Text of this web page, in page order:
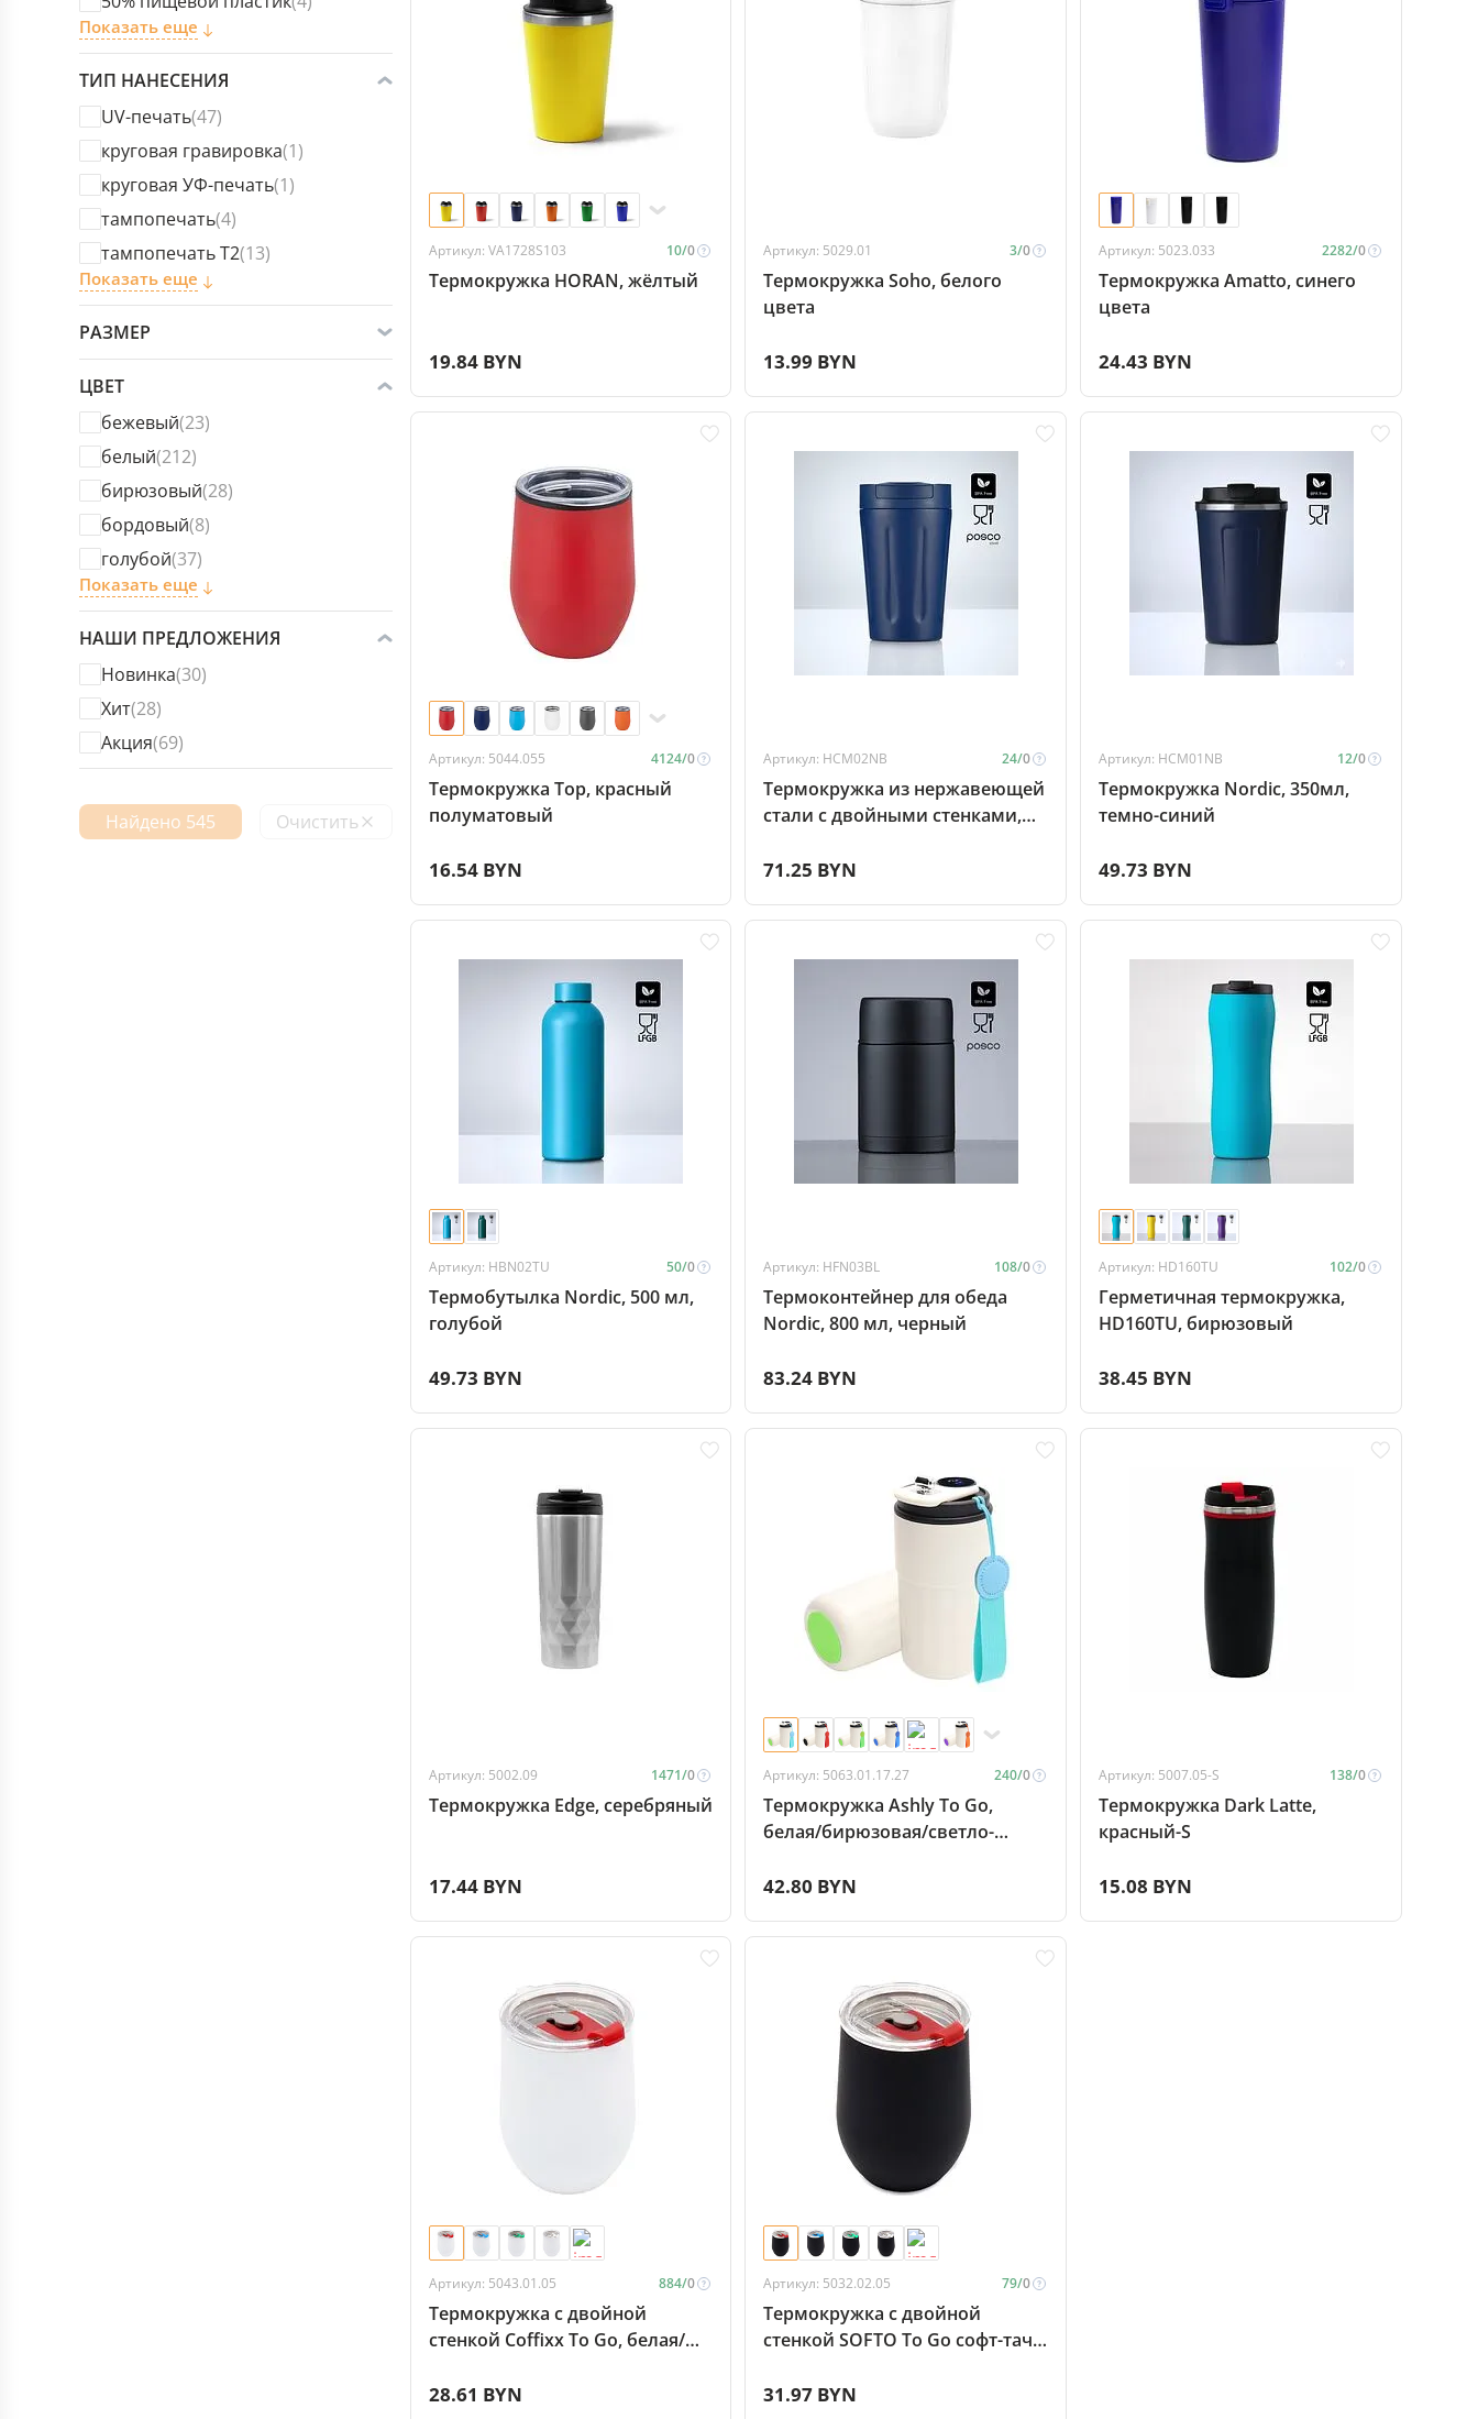
Показать еще
ТИП НАНЕСЕНИЯ
UV-печать(47)
круговая гравировка(1)
круговая УФ-печать(1)
тампопечать(4)
тампопечать T2(13)
Показать еще
РАЗМЕР
ЦВЕТ
бежевый(23)
белый(212)
бирюзовый(28)
бордовый(8)
голубой(37)
Показать еще
НАШИ ПРЕДЛОЖЕНИЯ
Новинка(30)
Хит(28)
Акция(69)
Найдено 545 Очистить
Артикул: VA1728S103 10/0
Термокружка HORAN, жёлтый
19.84 BYN
Артикул: 5029.01 3/0
Термокружка Soho, белого
цвета
13.99 BYN
Артикул: 5023.033 2282/0
Термокружка Amatto, синего
цвета
24.43 BYN
Артикул: 5044.055 4124/0
Термокружка Top, красный
полуматовый
16.54 BYN
Артикул: HCM02NB 24/0
Термокружка из нержавеющей
стали с двойными стенками,
71.25 BYN
Артикул: HCM01NB 12/0
Термокружка Nordic, 350мл,
темно-синий
49.73 BYN
Артикул: HBN02TU 50/0
Термобутылка Nordic, 500 мл,
голубой
49.73 BYN
Артикул: HFN03BL 108/0
Термоконтейнер для обеда
Nordic, 800 мл, черный
83.24 BYN
Артикул: HD160TU 102/0
Герметичная термокружка,
HD160TU, бирюзовый
38.45 BYN
Артикул: 5002.09 1471/0
Термокружка Edge, серебряный
17.44 BYN
Артикул: 5063.01.17.27 240/0
Термокружка Ashly To Go,
белая/бирюзовая/светло-
42.80 BYN
Артикул: 5007.05-S 138/0
Термокружка Dark Latte,
красный-S
15.08 BYN
Артикул: 5043.01.05 884/0
Термокружка с двойной
стенкой Coffixx To Go, белая/
28.61 BYN
Артикул: 5032.02.05 79/0
Термокружка с двойной
стенкой SOFTO To Go софт-тач,
31.97 BYN